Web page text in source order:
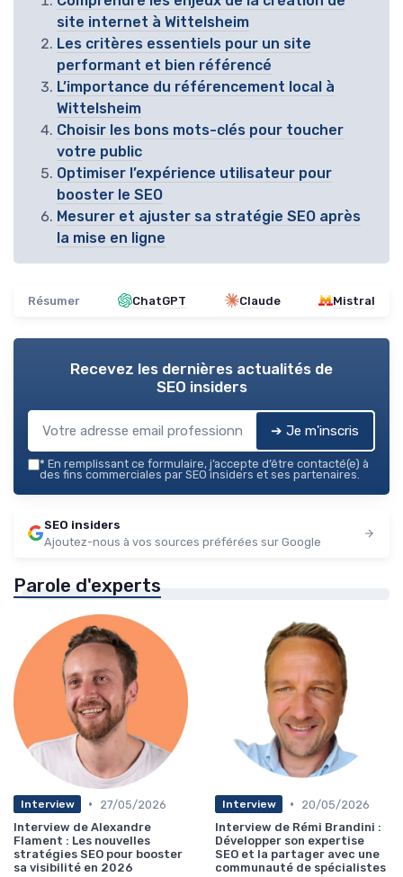
site internet à Wittelsheim
Les critères essentiels pour un site
performant et bien référencé
L’importance du référencement local à
Wittelsheim
Choisir les bons mots-clés pour toucher
votre public
Optimiser l’expérience utilisateur pour
booster le SEO
Mesurer et ajuster sa stratégie SEO après
la mise en ligne
Résumer ChatGPT Claude Mistral
Recevez les dernières actualités de
SEO insiders
➔ Je m'inscris
* En remplissant ce formulaire, j’accepte d’être contacté(e) à
des fins commerciales par SEO insiders et ses partenaires.
SEO insiders
Ajoutez-nous à vos sources préférées sur Google
Parole d'experts
Interview •
27/05/2026
Interview de Alexandre
Flament : Les nouvelles
stratégies SEO pour booster
sa visibilité en 2026
Interview •
20/05/2026
Interview de Rémi Brandini :
Développer son expertise
SEO et la partager avec une
communauté de spécialistes